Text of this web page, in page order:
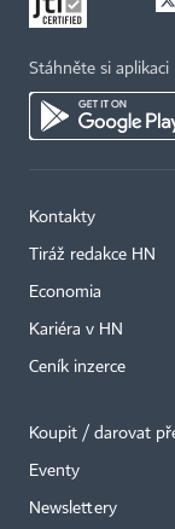
Stáhněte si aplikaci
Kontakty
Tiráž redakce HN
Economia
Kariéra v HN
Ceník inzerce
Koupit / darovat
Eventy
Newslettery